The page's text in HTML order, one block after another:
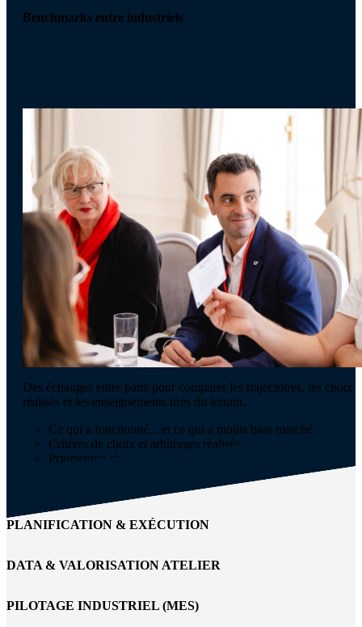
Benchmarks entre industriels
Des échanges entre pairs pour comparer les trajectoires, les choix
réalisés et les enseignements tirés du terrain.
Ce qui a fonctionné... et ce qui a moins bien marché
Critères de choix et arbitrages réalisés
Priorisation des actions et retours concrets
PLANIFICATION & EXÉCUTION
DATA & VALORISATION ATELIER
PILOTAGE INDUSTRIEL (MES)